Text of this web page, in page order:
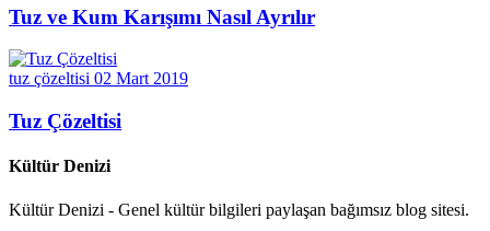
Tuz ve Kum Karışımı Nasıl Ayrılır
tuz çözeltisi 02 Mart 2019
Tuz Çözeltisi
Kültür Denizi
Kültür Denizi - Genel kültür bilgileri paylaşan bağımsız blog sitesi.